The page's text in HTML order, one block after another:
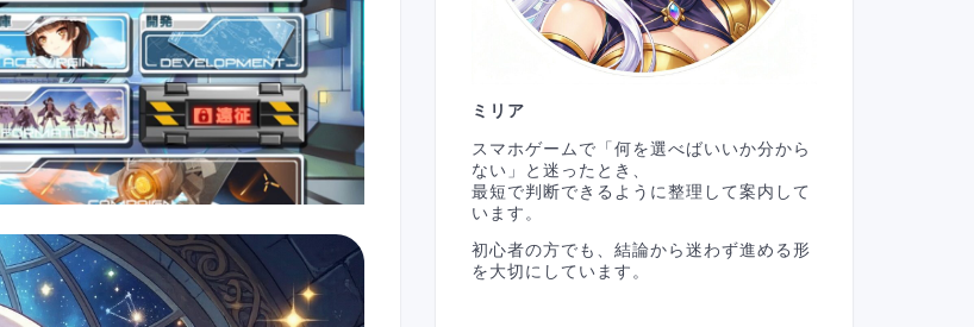
ミリア
スマホゲームで「何を選べばいいか分から
ない」と迷ったとき、
最短で判断できるように整理して案内して
います。
初心者の方でも、結論から迷わず進める形
を大切にしています。